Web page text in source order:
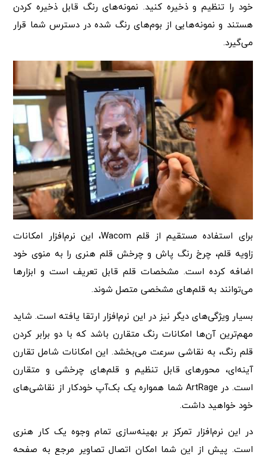
خود را تنظیم و ذخیره کنید. نمونه‌های رنگ قابل ذخیره کردن
هستند و نمونه‌هایی از بوم‌های رنگ شده در دسترس شما قرار
می‌گیرد.
برای استفاده مستقیم از قلم Wacom، این نرم‌افزار امکانات
زاویه قلم، چرخ رنگ پاش و چرخش قلم هنری را به منوی خود
اضافه کرده است. مشخصات قلم قابل تعریف است و ابزارها
می‌توانند به قلم‌های مشخصی متصل شوند.
بسیار ویژگی‌های دیگر نیز در این نرم‌افزار ارتقا یافته است. شاید
مهم‌ترین آن‌ها امکانات رنگ متقارن باشد که با دو برابر کردن
قلم رنگ، به نقاشی سرعت می‌بخشد. این امکانات شامل تقارن
آینه‌ای، محورهای قابل تنظیم و قلم‌های چرخشی و متقارن
است. در ArtRage شما همواره یک بک‌آپ خودکار از نقاشی‌های
خود خواهید داشت.
در این نرم‌افزار تمرکز بر بهینه‌سازی تمام وجوه یک کار هنری
است. پیش از این شما امکان اتصال تصاویر مرجع به صفحه